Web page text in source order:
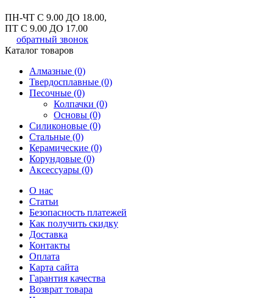
ПН-ЧТ С 9.00 ДО 18.00,
ПТ С 9.00 ДО 17.00
обратный звонок
Каталог товаров
Алмазные (0)
Твердосплавные (0)
Песочные (0)
Колпачки (0)
Основы (0)
Силиконовые (0)
Стальные (0)
Керамические (0)
Корундовые (0)
Аксессуары (0)
О нас
Статьи
Безопасность платежей
Как получить скидку
Доставка
Контакты
Оплата
Карта сайта
Гарантия качества
Возврат товара